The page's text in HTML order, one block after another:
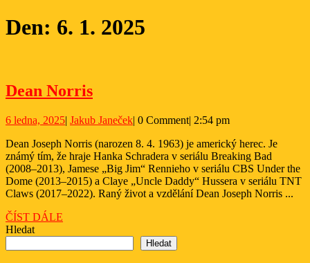
Den: 6. 1. 2025
Dean NorrisDean
6 ledna, 20256
2025
| Jakub JanečekJakub
| 0 Comment| 2:54 pm
Dean Joseph Norris (narozen 8. 4. 1963) je americký herec. Je
známý tím, že hraje Hanka Schradera v seriálu Breaking Bad
(2008–2013), Jamese „Big Jim“ Rennieho v seriálu CBS Under the
Dome (2013–2015) a Claye „Uncle Daddy“ Hussera v seriálu TNT
Claws (2017–2022). Raný život a vzdělání Dean Joseph Norris ...
ČÍST DÁLE
Hledat
Hledat